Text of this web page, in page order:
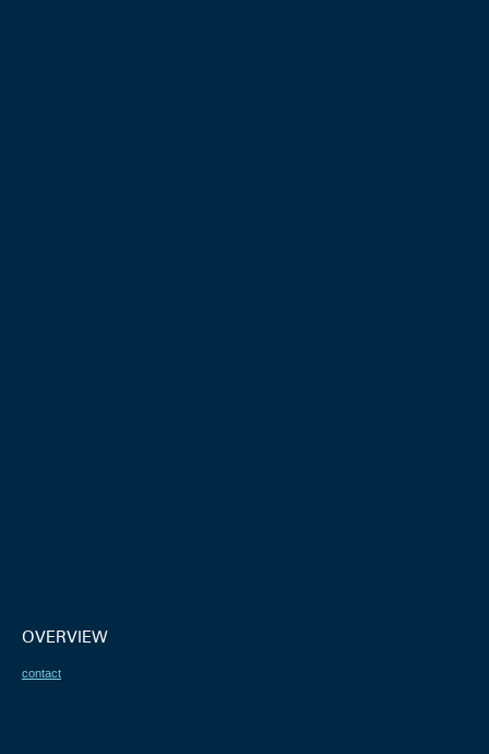
OVERVIEW
contact